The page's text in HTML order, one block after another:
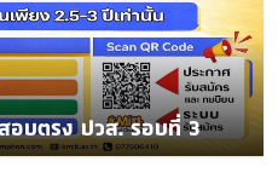
อบตรง ปวส. รอบที่ 3